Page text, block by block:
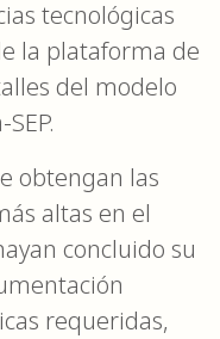
tecnológicas
la plataforma de
del modelo
obtengan las
altas en el
concluido su
requeridas,